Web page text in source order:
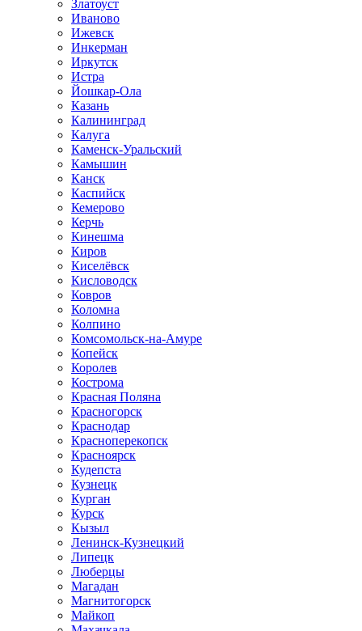
Златоуст
Иваново
Ижевск
Инкерман
Иркутск
Истра
Йошкар-Ола
Казань
Калининград
Калуга
Каменск-Уральский
Камышин
Канск
Каспийск
Кемерово
Керчь
Кинешма
Киров
Киселёвск
Кисловодск
Ковров
Коломна
Колпино
Комсомольск-на-Амуре
Копейск
Королев
Кострома
Красная Поляна
Красногорск
Краснодар
Красноперекопск
Красноярск
Кудепста
Кузнецк
Курган
Курск
Кызыл
Ленинск-Кузнецкий
Липецк
Люберцы
Магадан
Магнитогорск
Майкоп